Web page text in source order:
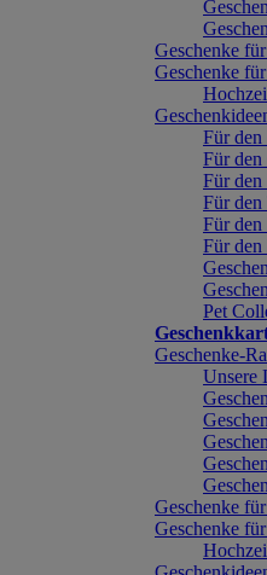
Geschenke
Geschenke
Für den
Für den
Für den
Für den
Für den
Für den
Pet
Geschenke-
Unsere
Geschenke
Geschenke